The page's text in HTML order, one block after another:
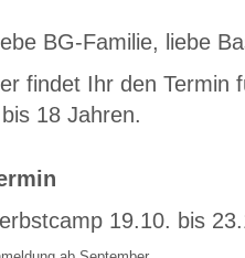
BG-Familie, liebe
findet Ihr den Termin
18 Jahren.
19.10. bis